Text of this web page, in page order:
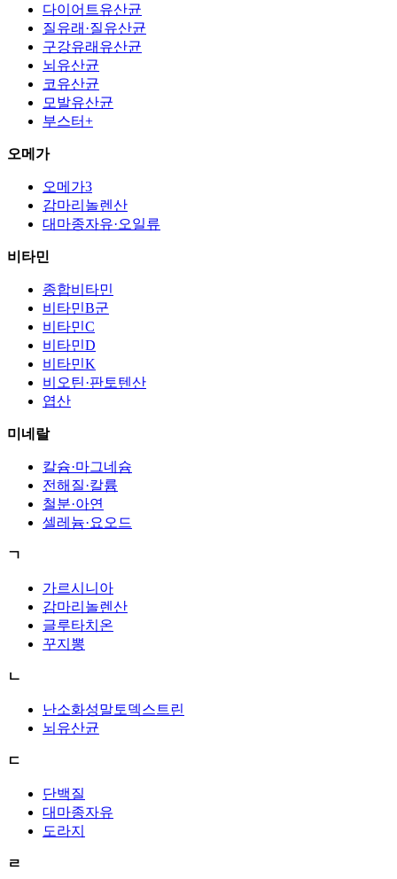
다이어트유산균
질유래·질유산균
구강유래유산균
뇌유산균
코유산균
모발유산균
부스터+
오메가
오메가3
감마리놀렌산
대마종자유·오일류
비타민
종합비타민
비타민B군
비타민C
비타민D
비타민K
비오틴·판토텐산
엽산
미네랄
칼슘·마그네슘
전해질·칼륨
철분·아연
셀레늄·요오드
ㄱ
가르시니아
감마리놀렌산
글루타치온
꾸지뽕
ㄴ
난소화성말토덱스트린
뇌유산균
ㄷ
단백질
대마종자유
도라지
ㄹ